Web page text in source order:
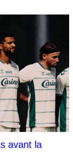
avant la